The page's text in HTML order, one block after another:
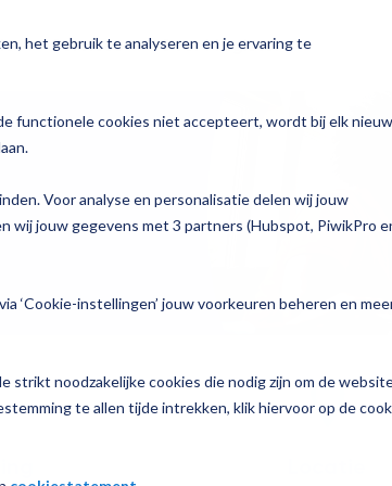
het gebruik te analyseren en je ervaring te
functionele cookies niet accepteert, wordt bij elk nieuw
Voor analyse en personalisatie delen wij jouw
wij jouw gegevens met 3 partners (Hubspot, PiwikPro
‘Cookie-instellingen’ jouw voorkeuren beheren en
strikt noodzakelijke cookies die nodig zijn om de
te allen tijde intrekken, klik hiervoor op de
Services Over Magister